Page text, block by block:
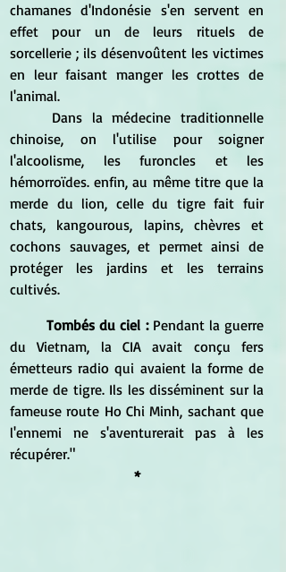
chamanes d'Indonésie s'en servent en
effet pour un de leurs rituels de
sorcellerie ; ils désenvoûtent les victimes
en leur faisant manger les crottes de
l'animal.
chinoise, on l'utilise pour soigner
l'alcoolisme, les furoncles et les
hémorroïdes. enfin, au même titre que la
merde du lion, celle du tigre fait fuir
chats, kangourous, lapins, chèvres et
cochons sauvages, et permet ainsi de
protéger les jardins et les terrains
cultivés.
Tombés du ciel : Pendant la guerre
du Vietnam, la CIA avait conçu fers
émetteurs radio qui avaient la forme de
merde de tigre. Ils les disséminent sur la
fameuse route Ho Chi Minh, sachant que
l'ennemi ne s'aventurerait pas à les
récupérer."
*